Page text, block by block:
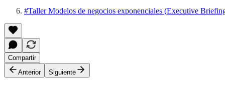
#Taller Modelos de negocios exponenciales (Executive
Compartir
Anterior
Siguiente